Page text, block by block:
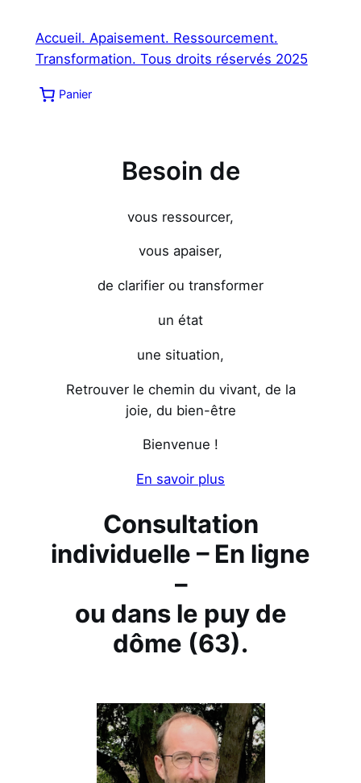
Accueil. Apaisement. Ressourcement.
Transformation. Tous droits réservés 2025
Panier
Besoin de
vous ressourcer,
vous apaiser,
de clarifier ou transformer
un état
une situation,
Retrouver le chemin du vivant, de la
joie, du bien-être
Bienvenue !
En savoir plus
Consultation
individuelle – En ligne
–
ou dans le puy de
dôme (63).